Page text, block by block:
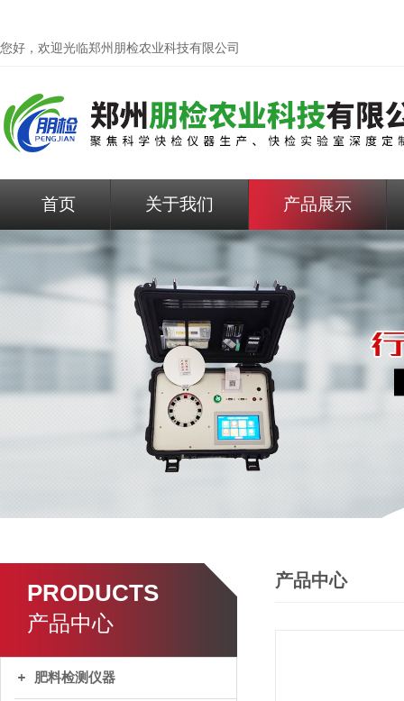
您好，欢迎光临郑州朋检农业科技有限公司
首页 关于我们 产品展示
PRODUCTS
产品中心
肥料检测仪器
产品中心